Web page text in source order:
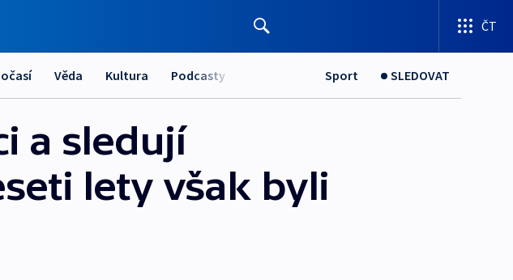
ČT
Věda Kultura Podcasty Sport SLEDOVAT
a sledují
lety však byli